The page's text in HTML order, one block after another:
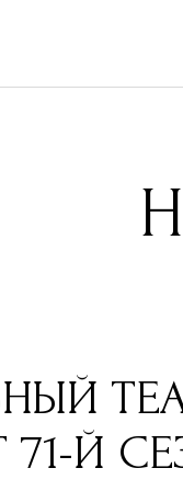
71-Й